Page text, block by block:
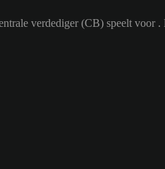
verdediger (CB) speelt voor